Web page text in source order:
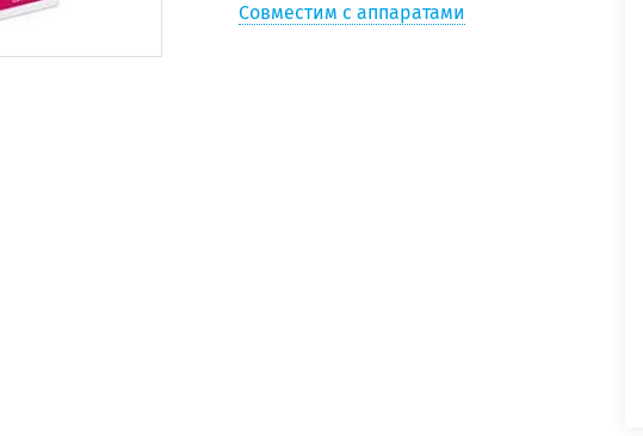
Совместим с аппаратами